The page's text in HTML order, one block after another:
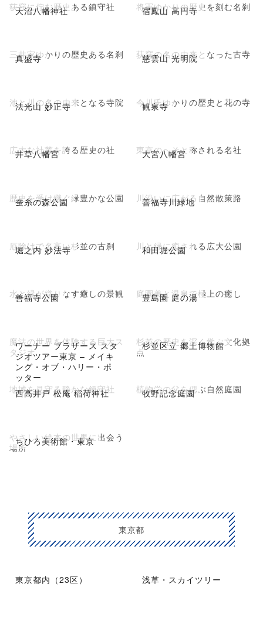
天沼八幡神社
荻窪に佇む歴史ある鎮守社 宿鳳山 高円寺
将軍ゆかりの歴史を刻む名刹
真盛寺
三井家ゆかりの歴史ある名刹 慈雲山 光明院
荻窪の名の由来となった古寺
法光山 妙正寺
池と川の名の由来となる寺院 観泉寺
今川氏ゆかりの歴史と花の寺
井草八幡宮
広大な社叢を誇る歴史の社 大宮八幡宮
東京のへそと称される名社
蚕糸の森公園
歴史を受け継ぐ緑豊かな公園 善福寺川緑地
川沿いに広がる自然散策路
堀之内 妙法寺
厄除けで名高い杉並の古刹 和田堀公園
川と緑に癒される広大公園
善福寺公園
水と緑が織りなす癒しの景観 豊島園 庭の湯
庭園美と温泉で極上の癒し
ワーナー ブラザース スタ
ジオツアー東京 – メイキ
ング・オブ・ハリー・ポ
ッター
魔法の世界を体験する巨大ス
タジオ
杉並区立 郷土博物館
杉並の歴史を深く学ぶ文化拠
点
西高井戸 松庵 稲荷神社
地域を見守る静かな鎮守社 牧野記念庭園
植物学の父を偲ぶ自然庭園
ちひろ美術館・東京
やさしい絵本の世界に出会う
場所
東京都
東京都内（23区） 浅草・スカイツリー